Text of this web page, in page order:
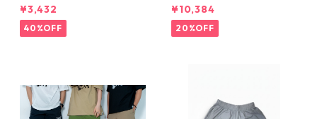
３カラー）1721104024
¥3,432
40%OFF
３カラー）1733101023
¥10,384
20%OFF